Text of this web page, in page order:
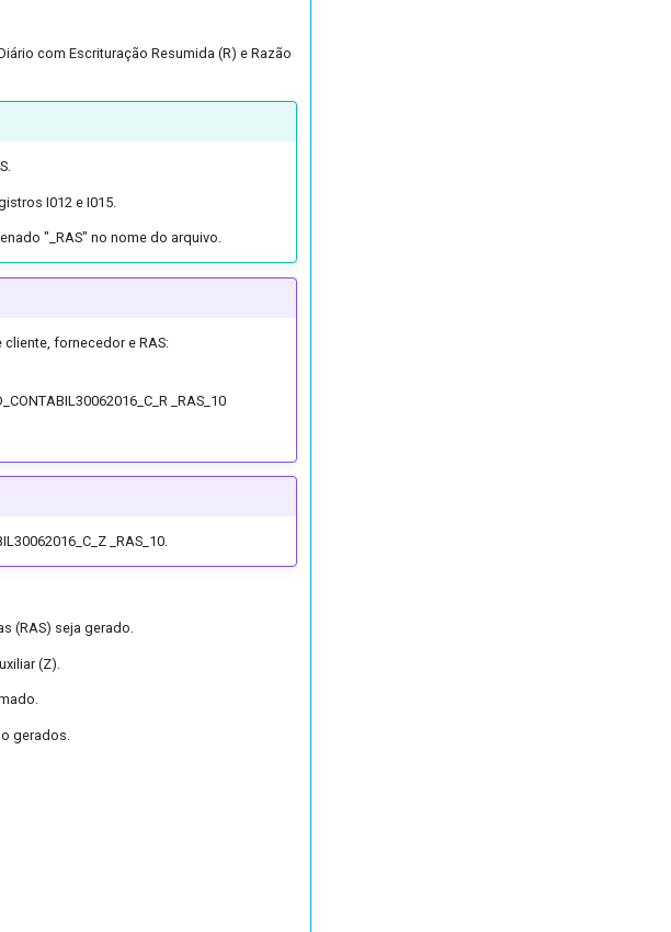
com Escrituração Resumida (R) e Razão
I012 e I015.
"_RAS" no nome do arquivo.
fornecedor e RAS:
_RAS_10
_RAS_10.
(RAS) seja gerado.
(Z).
gerados.